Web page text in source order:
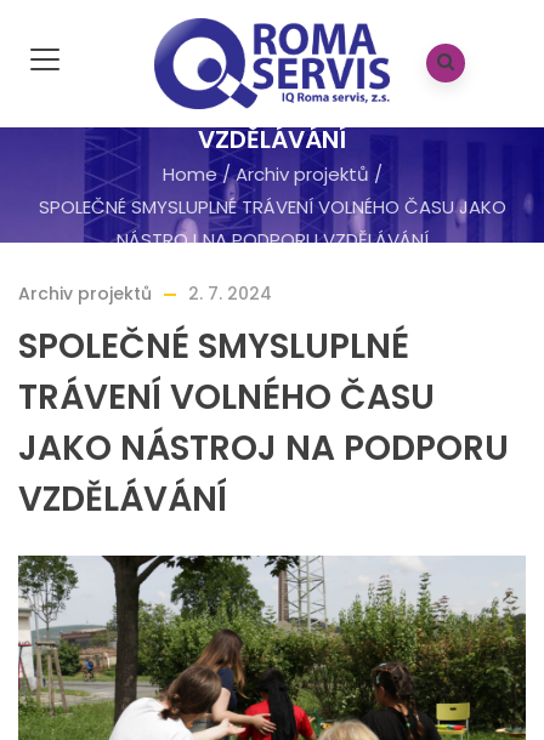
SPOLEČNÉ SMYSLUPLNÉ TRÁVENÍ VOLNÉHO
ČASU JAKO NÁSTROJ NA PODPORU
VZDĚLÁVÁNÍ
Home/Archiv projektů /
SPOLEČNÉ SMYSLUPLNÉ TRÁVENÍ VOLNÉHO ČASU JAKO
NÁSTROJ NA PODPORU VZDĚLÁVÁNÍ
Archiv projektů 2. 7. 2024
SPOLEČNÉ SMYSLUPLNÉ
TRÁVENÍ VOLNÉHO ČASU
JAKO NÁSTROJ NA PODPORU
VZDĚLÁVÁNÍ